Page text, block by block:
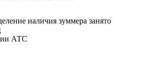
наличия зуммера занято
АТС